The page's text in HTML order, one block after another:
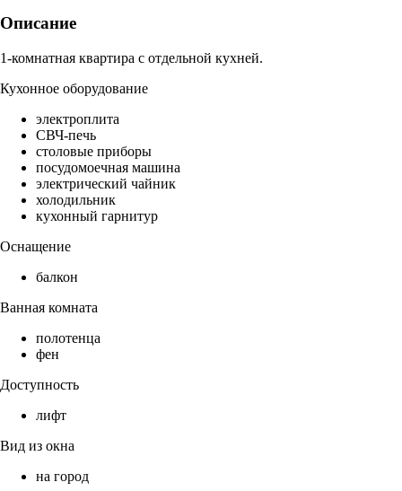
Описание
1-комнатная квартира с отдельной кухней.
Кухонное оборудование
электроплита
СВЧ-печь
столовые приборы
посудомоечная машина
электрический чайник
холодильник
кухонный гарнитур
Оснащение
балкон
Ванная комната
полотенца
фен
Доступность
лифт
Вид из окна
на город